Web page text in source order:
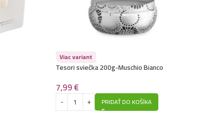
Viac variant
Tesori sviečka 200g-Muschio Bianco
7,99€
PRIDAŤ DO KOŠÍKA